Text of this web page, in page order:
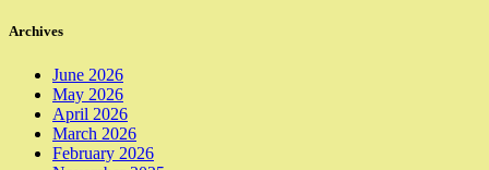
Archives
June 2026
May 2026
April 2026
March 2026
February 2026